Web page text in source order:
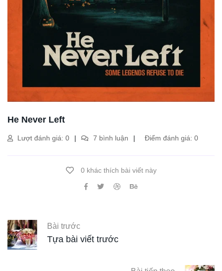
He Never Left
Lượt đánh giá: 0 7 bình luận Điểm đánh giá: 0
0 khác thích bài viết này
Bài trước
Tựa bài viết trước